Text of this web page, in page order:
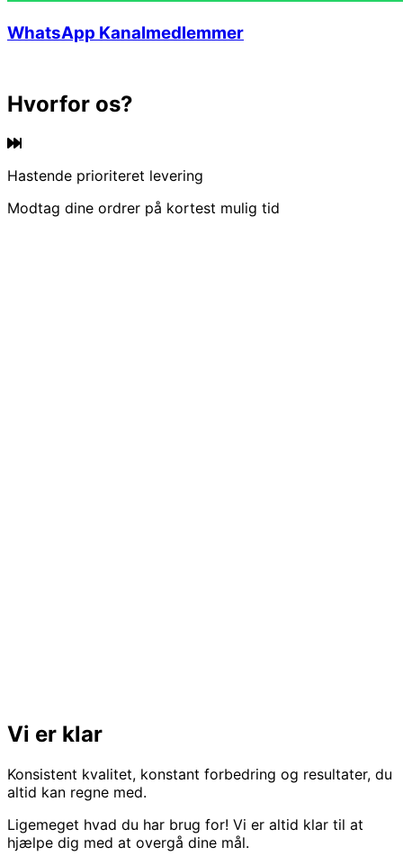
WhatsApp Kanalmedlemmer
Hvorfor os?
Hastende prioriteret levering
Modtag dine ordrer på kortest mulig tid
Vi er klar
Konsistent kvalitet, konstant forbedring og resultater, du
altid kan regne med.
Ligemeget hvad du har brug for! Vi er altid klar til at
hjælpe dig med at overgå dine mål.